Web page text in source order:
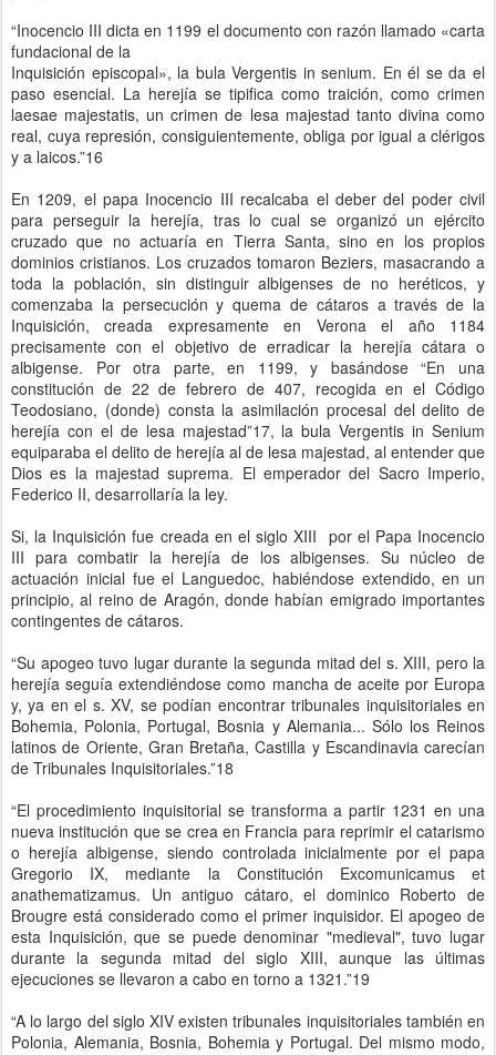
“Inocencio III dicta en 1199 el documento con razón llamado «carta
fundacional de la
Inquisición episcopal», la bula Vergentis in senium. En él se da el
paso esencial. La herejía se tipifica como traición, como crimen
laesae majestatis, un crimen de lesa majestad tanto divina como
real, cuya represión, consiguientemente, obliga por igual a clérigos
y a laicos.”16
En 1209, el papa Inocencio III recalcaba el deber del poder civil
para perseguir la herejía, tras lo cual se organizó un ejército
cruzado que no actuaría en Tierra Santa, sino en los propios
dominios cristianos. Los cruzados tomaron Beziers, masacrando a
toda la población, sin distinguir albigenses de no heréticos, y
comenzaba la persecución y quema de cátaros a través de la
Inquisición, creada expresamente en Verona el año 1184
precisamente con el objetivo de erradicar la herejía cátara o
albigense. Por otra parte, en 1199, y basándose “En una
constitución de 22 de febrero de 407, recogida en el Código
Teodosiano, (donde) consta la asimilación procesal del delito de
herejía con el de lesa majestad”17, la bula Vergentis in Senium
equiparaba el delito de herejía al de lesa majestad, al entender que
Dios es la majestad suprema. El emperador del Sacro Imperio,
Federico II, desarrollaría la ley.
Si, la Inquisición fue creada en el siglo XIII por el Papa Inocencio
III para combatir la herejía de los albigenses. Su núcleo de
actuación inicial fue el Languedoc, habiéndose extendido, en un
principio, al reino de Aragón, donde habían emigrado importantes
contingentes de cátaros.
“Su apogeo tuvo lugar durante la segunda mitad del s. XIII, pero la
herejía seguía extendiéndose como mancha de aceite por Europa
y, ya en el s. XV, se podían encontrar tribunales inquisitoriales en
Bohemia, Polonia, Portugal, Bosnia y Alemania... Sólo los Reinos
latinos de Oriente, Gran Bretaña, Castilla y Escandinavia carecían
de Tribunales Inquisitoriales.”18
“El procedimiento inquisitorial se transforma a partir 1231 en una
nueva institución que se crea en Francia para reprimir el catarismo
o herejía albigense, siendo controlada inicialmente por el papa
Gregorio IX, mediante la Constitución Excomunicamus et
anathematizamus. Un antiguo cátaro, el dominico Roberto de
Brougre está considerado como el primer inquisidor. El apogeo de
esta Inquisición, que se puede denominar "medieval", tuvo lugar
durante la segunda mitad del siglo XIII, aunque las últimas
ejecuciones se llevaron a cabo en torno a 1321.”19
“A lo largo del siglo XIV existen tribunales inquisitoriales también en
Polonia, Alemania, Bosnia, Bohemia y Portugal. Del mismo modo,